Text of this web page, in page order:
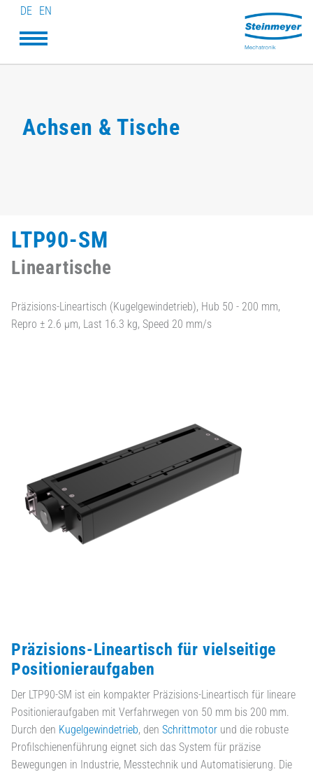
DE EN
Achsen & Tische
LTP90-SM
Lineartische
Präzisions-Lineartisch (Kugelgewindetrieb), Hub 50 - 200 mm,
Repro ± 2.6 µm, Last 16.3 kg, Speed 20 mm/s
Präzisions-Lineartisch für vielseitige
Positionieraufgaben
Der LTP90-SM ist ein kompakter Präzisions-Lineartisch für lineare
Positionieraufgaben mit Verfahrwegen von 50 mm bis 200 mm.
Durch den Kugelgewindetrieb, den Schrittmotor und die robuste
Profilschienenführung eignet sich das System für präzise
Bewegungen in Industrie, Messtechnik und Automatisierung. Die